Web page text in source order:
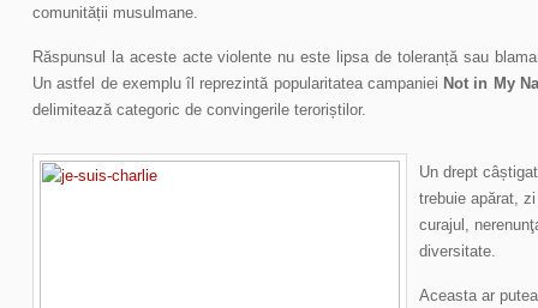
comunității musulmane.
Răspunsul la aceste acte violente nu este lipsa de toleranță sau
Un astfel de exemplu îl reprezintă popularitatea campaniei Not in My
delimitează categoric de convingerile teroriștilor.
Un drept
trebuie apărat,
curajul,
diversitate.
Aceasta ar